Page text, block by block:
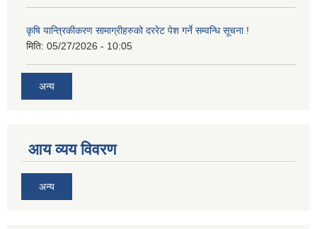
कृषि यान्त्रिकीकरण सामाग्रीहरुको दररेट पेश गर्ने सम्वन्धि सूचना !
मिति: 05/27/2026 - 10:05
अन्य
आय व्यय विवरण
अन्य